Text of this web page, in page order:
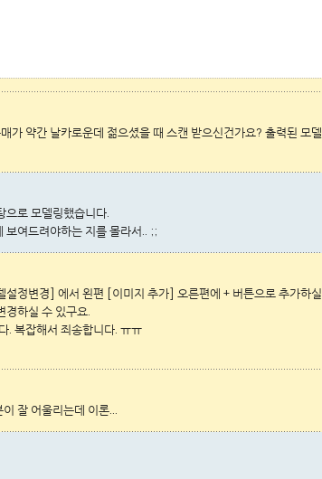
가 약간 날카로운데 젊으셨을 때 스캔 받으신건가요? 출력된 모델
으로 모델링했습니다.
보여드려야하는 지를 몰라서.. ;;
설정변경] 에서 왼편 [이미지 추가] 오른편에 + 버튼으로 추가하실
경하실 수 있구요.
. 복잡해서 죄송합니다. ㅠㅠ
잘 어울리는데 이론...